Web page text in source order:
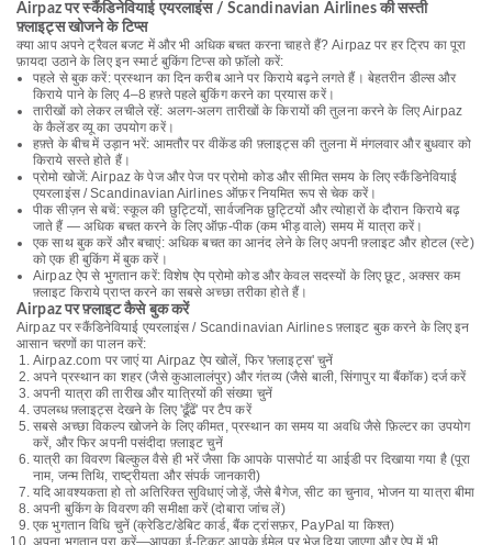
Airpaz पर स्कैंडिनेवियाई एयरलाइंस / Scandinavian Airlines की सस्ती
फ़्लाइट्स खोजने के टिप्स
क्या आप अपने ट्रैवल बजट में और भी अधिक बचत करना चाहते हैं? Airpaz पर हर ट्रिप का पूरा
फ़ायदा उठाने के लिए इन स्मार्ट बुकिंग टिप्स को फ़ॉलो करें:
पहले से बुक करें: प्रस्थान का दिन करीब आने पर किराये बढ़ने लगते हैं। बेहतरीन डील्स और
किराये पाने के लिए 4–8 हफ़्ते पहले बुकिंग करने का प्रयास करें।
तारीखों को लेकर लचीले रहें: अलग-अलग तारीखों के किरायों की तुलना करने के लिए Airpaz
के कैलेंडर व्यू का उपयोग करें।
हफ़्ते के बीच में उड़ान भरें: आमतौर पर वीकेंड की फ़्लाइट्स की तुलना में मंगलवार और बुधवार को
किराये सस्ते होते हैं।
प्रोमो खोजें: Airpaz के पेज और पेज पर प्रोमो कोड और सीमित समय के लिए स्कैंडिनेवियाई
एयरलाइंस / Scandinavian Airlines ऑफ़र नियमित रूप से चेक करें।
पीक सीज़न से बचें: स्कूल की छुट्टियों, सार्वजनिक छुट्टियों और त्योहारों के दौरान किराये बढ़
जाते हैं — अधिक बचत करने के लिए ऑफ़-पीक (कम भीड़ वाले) समय में यात्रा करें।
एक साथ बुक करें और बचाएं: अधिक बचत का आनंद लेने के लिए अपनी फ़्लाइट और होटल (स्टे)
को एक ही बुकिंग में बुक करें।
Airpaz ऐप से भुगतान करें: विशेष ऐप प्रोमो कोड और केवल सदस्यों के लिए छूट, अक्सर कम
फ़्लाइट किराये प्राप्त करने का सबसे अच्छा तरीका होते हैं।
Airpaz पर फ़्लाइट कैसे बुक करें
Airpaz पर स्कैंडिनेवियाई एयरलाइंस / Scandinavian Airlines फ़्लाइट बुक करने के लिए इन
आसान चरणों का पालन करें:
Airpaz.com पर जाएं या Airpaz ऐप खोलें, फिर 'फ़्लाइट्स' चुनें
अपने प्रस्थान का शहर (जैसे कुआलालंपुर) और गंतव्य (जैसे बाली, सिंगापुर या बैंकॉक) दर्ज करें
अपनी यात्रा की तारीख और यात्रियों की संख्या चुनें
उपलब्ध फ़्लाइट्स देखने के लिए 'ढूँढें' पर टैप करें
सबसे अच्छा विकल्प खोजने के लिए कीमत, प्रस्थान का समय या अवधि जैसे फ़िल्टर का उपयोग
करें, और फिर अपनी पसंदीदा फ़्लाइट चुनें
यात्री का विवरण बिल्कुल वैसे ही भरें जैसा कि आपके पासपोर्ट या आईडी पर दिखाया गया है (पूरा
नाम, जन्म तिथि, राष्ट्रीयता और संपर्क जानकारी)
यदि आवश्यकता हो तो अतिरिक्त सुविधाएं जोड़ें, जैसे बैगेज, सीट का चुनाव, भोजन या यात्रा बीमा
अपनी बुकिंग के विवरण की समीक्षा करें (दोबारा जांच लें)
एक भुगतान विधि चुनें (क्रेडिट/डेबिट कार्ड, बैंक ट्रांसफ़र, PayPal या किश्त)
अपना भुगतान पूरा करें—आपका ई-टिकट आपके ईमेल पर भेज दिया जाएगा और ऐप में भी